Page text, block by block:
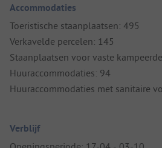
Accommodaties
Toeristische staanplaatsen: 495
Verkavelde percelen: 145
Staanplaatsen voor vaste
Huuraccommodaties: 94
Huuraccommodaties met sanitaire
Verblijf